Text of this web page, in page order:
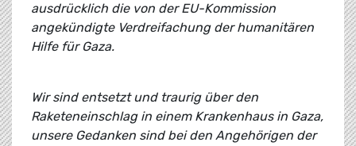
ausdrücklich die von der EU-Kommission
angekündigte Verdreifachung der humanitären
Hilfe für Gaza.
Wir sind entsetzt und traurig über den
Raketeneinschlag in einem Krankenhaus in Gaza,
unsere Gedanken sind bei den Angehörigen der